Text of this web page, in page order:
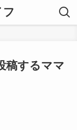
稿するママ